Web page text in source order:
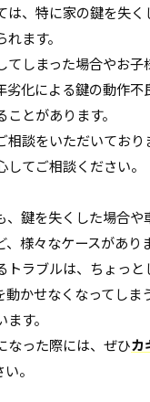
は、特に家の鍵を失
ます。
てしまった場合やお子
劣化による鍵の動作不
とがあります。
相談をいただいており
てご相談ください。
、鍵を失くした場合
様々なケースがあり
トラブルは、ちょっと
動かせなくなってしま
す。
なった際には、ぜひカ
。